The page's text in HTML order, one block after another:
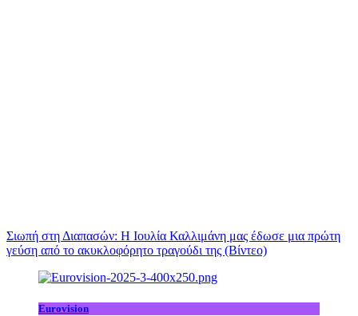
Σιωπή στη Διαπασών: Η Ιουλία Καλλιμάνη μας έδωσε μια πρώτη
γεύση από το ακυκλοφόρητο τραγούδι της (Βίντεο)
Eurovision